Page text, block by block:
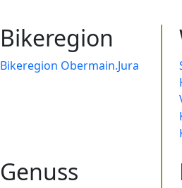
Bikeregion
Bikeregion Obermain.Jura
Genuss